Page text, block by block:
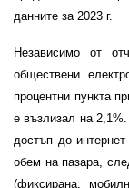
данните за 2023 г.
Независимо от
обществени
процентни пункта
е възлизал на
достъп до
обем на пазара,
(фиксирана,